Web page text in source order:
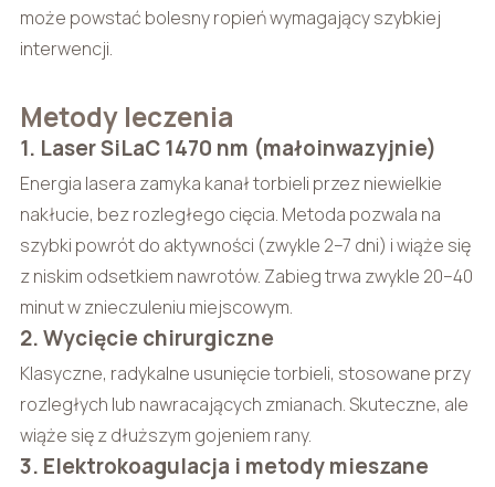
może powstać bolesny ropień wymagający szybkiej
interwencji.
Metody leczenia
1. Laser SiLaC 1470 nm (małoinwazyjnie)
Energia lasera zamyka kanał torbieli przez niewielkie
nakłucie, bez rozległego cięcia. Metoda pozwala na
szybki powrót do aktywności (zwykle 2–7 dni) i wiąże się
z niskim odsetkiem nawrotów. Zabieg trwa zwykle 20–40
minut w znieczuleniu miejscowym.
2. Wycięcie chirurgiczne
Klasyczne, radykalne usunięcie torbieli, stosowane przy
rozległych lub nawracających zmianach. Skuteczne, ale
wiąże się z dłuższym gojeniem rany.
3. Elektrokoagulacja i metody mieszane